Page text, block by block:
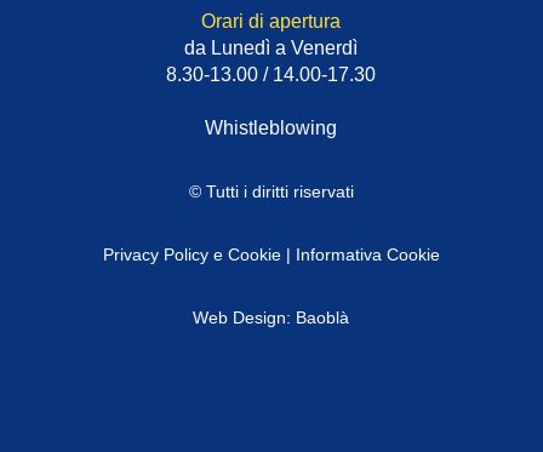
Orari di apertura
da Lunedì a Venerdì
8.30-13.00 / 14.00-17.30
Whistleblowing
© Tutti i diritti riservati
Privacy Policy e Cookie| Informativa Cookie
Web Design: Baoblà